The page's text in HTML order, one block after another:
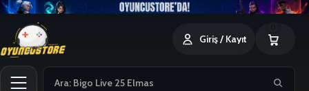
Giriş / Kayıt